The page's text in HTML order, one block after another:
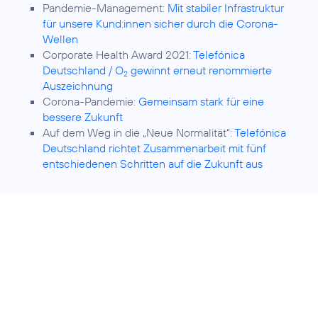
Pandemie-Management: Mit stabiler Infrastruktur
für unsere Kund:innen sicher durch die Corona-
Wellen
Corporate Health Award 2021:Telefónica
Deutschland / O2 gewinnt erneut renommierte
Auszeichnung
Corona-Pandemie: Gemeinsam stark für eine
bessere Zukunft
Auf dem Weg in die „Neue Normalität“:Telefónica
Deutschland richtet Zusammenarbeit mit fünf
entschiedenen Schritten auf die Zukunft aus